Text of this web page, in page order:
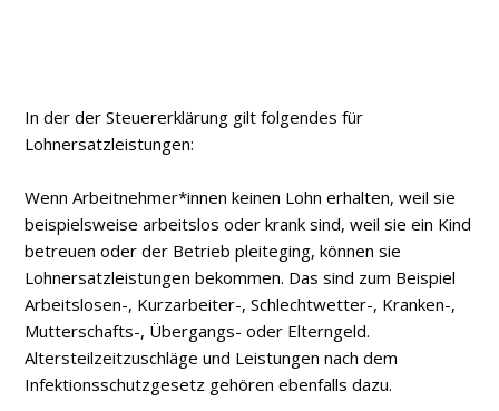
In der der Steuererklärung gilt folgendes für
Lohnersatzleistungen:
Wenn Arbeitnehmer*innen keinen Lohn erhalten, weil sie
beispielsweise arbeitslos oder krank sind, weil sie ein Kind
betreuen oder der Betrieb pleiteging, können sie
Lohnersatzleistungen bekommen. Das sind zum Beispiel
Arbeitslosen-, Kurzarbeiter-, Schlechtwetter-, Kranken-,
Mutterschafts-, Übergangs- oder Elterngeld.
Altersteilzeitzuschläge und Leistungen nach dem
Infektionsschutzgesetz gehören ebenfalls dazu.